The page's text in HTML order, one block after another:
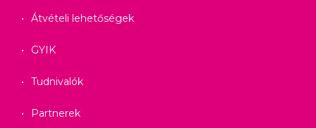
Átvételi lehetőségek
GYIK
Tudnivalók
Partnerek